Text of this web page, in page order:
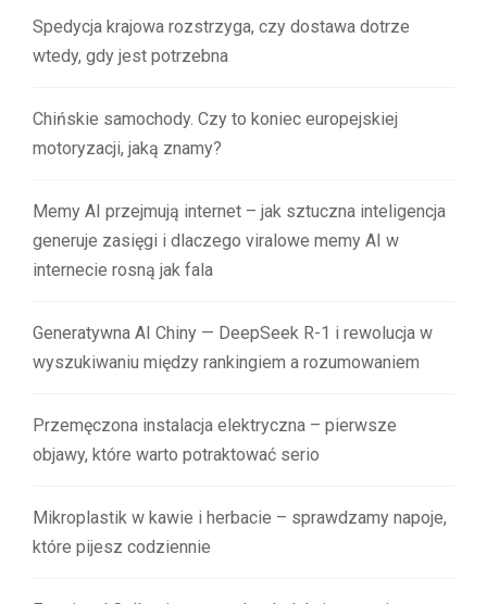
Spedycja krajowa rozstrzyga, czy dostawa dotrze
wtedy, gdy jest potrzebna
Chińskie samochody. Czy to koniec europejskiej
motoryzacji, jaką znamy?
Memy AI przejmują internet – jak sztuczna inteligencja
generuje zasięgi i dlaczego viralowe memy AI w
internecie rosną jak fala
Generatywna AI Chiny — DeepSeek R-1 i rewolucja w
wyszukiwaniu między rankingiem a rozumowaniem
Przemęczona instalacja elektryczna – pierwsze
objawy, które warto potraktować serio
Mikroplastik w kawie i herbacie – sprawdzamy napoje,
które pijesz codziennie